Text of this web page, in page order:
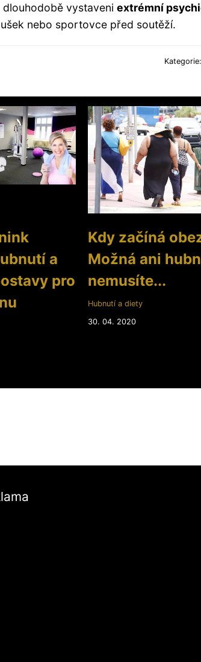
vystaveni extrémní
nebo sportovce před soutěží.
Kategorie:
a
pro
Kdy začíná
Možná ani
nemusíte...
Hubnutí a diety
30. 04. 2020